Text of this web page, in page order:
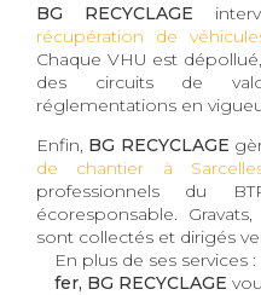
BG RECYCLAGE
récupération de
Chaque VHU est
des circuits de
réglementations en
Enfin, BG RECYCLAGE
de chantier à
professionnels du
écoresponsable.
sont collectés et dirigés
En plus de ses services :
fer, BG RECYCLAGE